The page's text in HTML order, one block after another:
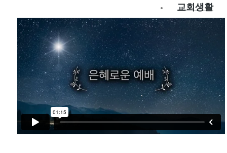
교회생활
교육/양육
공동체
벧엘스토리
새가족등록